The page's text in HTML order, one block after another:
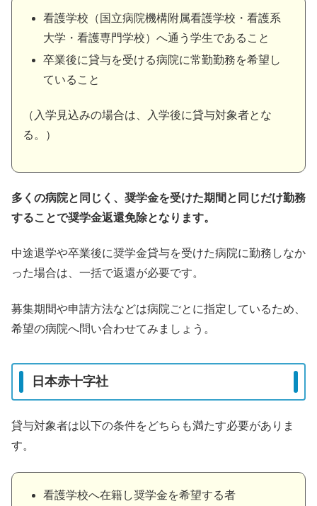
看護学校（国立病院機構附属看護学校・看護系
大学・看護専門学校）へ通う学生であること
卒業後に貸与を受ける病院に常勤勤務を希望し
ていること
（入学見込みの場合は、入学後に貸与対象者とな
る。）
多くの病院と同じく、奨学金を受けた期間と同じだけ勤務
することで奨学金返還免除となります。
中途退学や卒業後に奨学金貸与を受けた病院に勤務しなか
った場合は、一括で返還が必要です。
募集期間や申請方法などは病院ごとに指定しているため、
希望の病院へ問い合わせてみましょう。
日本赤十字社
貸与対象者は以下の条件をどちらも満たす必要がありま
す。
看護学校へ在籍し奨学金を希望する者